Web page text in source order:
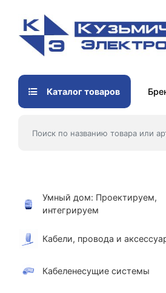
Каталог товаров
Умный дом: Проектируем,
интегрируем
Кабели, провода и
Кабеленесущие системы